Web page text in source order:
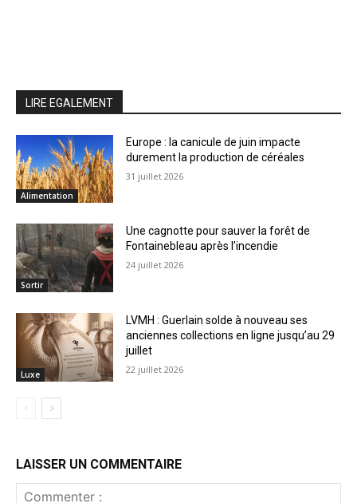
LIRE EGALEMENT
Alimentation
Europe : la canicule de juin impacte
durement la production de céréales
31 juillet 2026
Sortir
Une cagnotte pour sauver la forêt de
Fontainebleau après l’incendie
24 juillet 2026
Luxe
LVMH : Guerlain solde à nouveau ses
anciennes collections en ligne jusqu’au 29
juillet
22 juillet 2026
LAISSER UN COMMENTAIRE